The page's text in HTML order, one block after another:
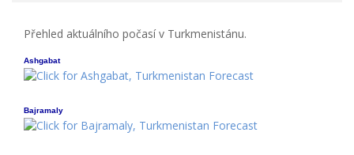
Přehled aktuálního počasí v Turkmenistánu.
Ashgabat
Bajramaly